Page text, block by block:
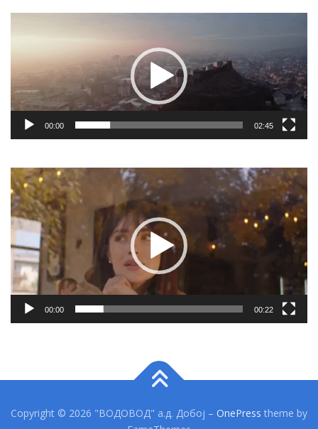
00:00 02:45
Video
Player
00:00 00:22
Copyright © 2026 "ВОДОВОД" а.д. Добој – OnePress theme by